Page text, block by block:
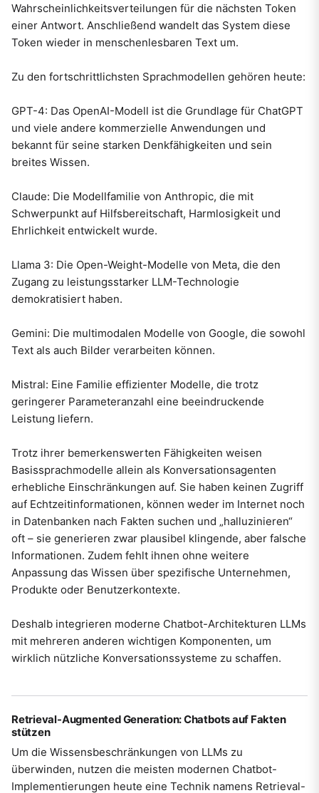
Wahrscheinlichkeitsverteilungen für die nächsten Token
einer Antwort. Anschließend wandelt das System diese
Token wieder in menschenlesbaren Text um.
Zu den fortschrittlichsten Sprachmodellen gehören heute:
GPT-4: Das OpenAI-Modell ist die Grundlage für ChatGPT
und viele andere kommerzielle Anwendungen und
bekannt für seine starken Denkfähigkeiten und sein
breites Wissen.
Claude: Die Modellfamilie von Anthropic, die mit
Schwerpunkt auf Hilfsbereitschaft, Harmlosigkeit und
Ehrlichkeit entwickelt wurde.
Llama 3: Die Open-Weight-Modelle von Meta, die den
Zugang zu leistungsstarker LLM-Technologie
demokratisiert haben.
Gemini: Die multimodalen Modelle von Google, die sowohl
Text als auch Bilder verarbeiten können.
Mistral: Eine Familie effizienter Modelle, die trotz
geringerer Parameteranzahl eine beeindruckende
Leistung liefern.
Trotz ihrer bemerkenswerten Fähigkeiten weisen
Basissprachmodelle allein als Konversationsagenten
erhebliche Einschränkungen auf. Sie haben keinen Zugriff
auf Echtzeitinformationen, können weder im Internet noch
in Datenbanken nach Fakten suchen und „halluzinieren“
oft – sie generieren zwar plausibel klingende, aber falsche
Informationen. Zudem fehlt ihnen ohne weitere
Anpassung das Wissen über spezifische Unternehmen,
Produkte oder Benutzerkontexte.
Deshalb integrieren moderne Chatbot-Architekturen LLMs
mit mehreren anderen wichtigen Komponenten, um
wirklich nützliche Konversationssysteme zu schaffen.
Retrieval-Augmented Generation: Chatbots auf Fakten
stützen
Um die Wissensbeschränkungen von LLMs zu
überwinden, nutzen die meisten modernen Chatbot-
Implementierungen heute eine Technik namens Retrieval-